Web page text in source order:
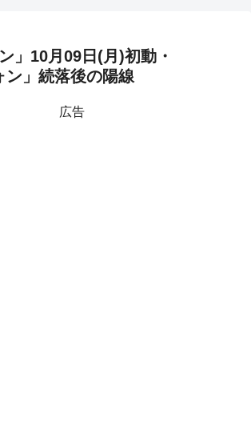
」10月09日(月)初動・
ン」続落後の陽線
広告